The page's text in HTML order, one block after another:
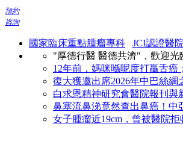
預約
咨詢
國家臨床重點腫瘤專科
JCI認證醫院
"厚德行醫 醫德共濟"，歡迎
12年前，媽咪喺呢度打贏舌癌
復大獲邀出席2026年中巴絲綢
白求恩精神研究會醫院報刊與
鼻塞流鼻涕竟然查出鼻癌！中
女子腫瘤近19cm，曾被醫院